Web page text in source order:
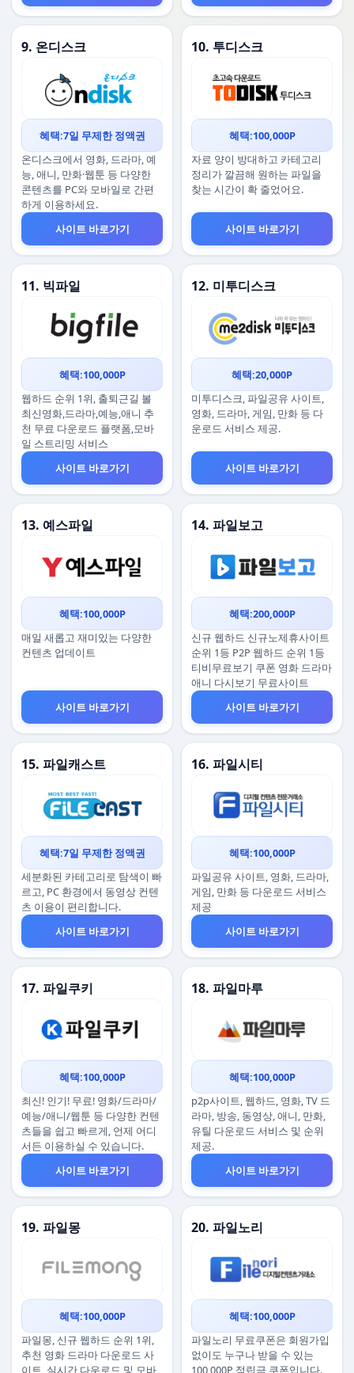
9. 온디스크
혜택:7일 무제한 정액권
온디스크에서 영화, 드라마, 예
능, 애니, 만화·웹툰 등 다양한
콘텐츠를 PC와 모바일로 간편
하게 이용하세요.
사이트 바로가기
10. 투디스크
혜택:100,000P
자료 양이 방대하고 카테고리
정리가 깔끔해 원하는 파일을
찾는 시간이 확 줄었어요.
사이트 바로가기
11. 빅파일
혜택:100,000P
웹하드 순위 1위, 출퇴근길 볼
최신영화,드라마,예능,애니 추
천 무료 다운로드 플랫폼,모바
일 스트리밍 서비스
사이트 바로가기
12. 미투디스크
혜택:20,000P
미투디스크, 파일공유 사이트,
영화, 드라마, 게임, 만화 등 다
운로드 서비스 제공.
사이트 바로가기
13. 예스파일
혜택:100,000P
매일 새롭고 재미있는 다양한
컨텐츠 업데이트
사이트 바로가기
14. 파일보고
혜택:200,000P
신규 웹하드 신규노제휴사이트
순위 1등 P2P 웹하드 순위 1등
티비무료보기 쿠폰 영화 드라마
애니 다시보기 무료사이트
사이트 바로가기
15. 파일캐스트
혜택:7일 무제한 정액권
세분화된 카테고리로 탐색이 빠
르고, PC 환경에서 동영상 컨텐
츠 이용이 편리합니다.
사이트 바로가기
16. 파일시티
혜택:100,000P
파일공유 사이트, 영화, 드라마,
게임, 만화 등 다운로드 서비스
제공
사이트 바로가기
17. 파일쿠키
혜택:100,000P
최신! 인기! 무료! 영화/드라마/
예능/애니/웹툰 등 다양한 컨텐
츠들을 쉽고 빠르게, 언제 어디
서든 이용하실 수 있습니다.
사이트 바로가기
18. 파일마루
혜택:100,000P
p2p사이트, 웹하드, 영화, TV 드
라마, 방송, 동영상, 애니, 만화,
유틸 다운로드 서비스 및 순위
제공.
사이트 바로가기
19. 파일몽
혜택:100,000P
파일몽, 신규 웹하드 순위 1위,
추천 영화 드라마 다운로드 사
이트, 실시간 다운로드 및 모바
20. 파일노리
혜택:100,000P
파일노리 무료쿠폰은 회원가입
없이도 누구나 받을 수 있는
100,000P 적립금 쿠폰입니다.